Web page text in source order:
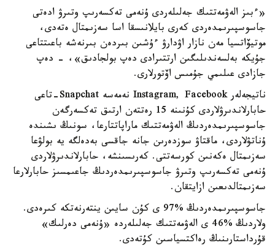
«ءبىز الەۋمەتتىك جەلىلەردى ۇنەمى تەكسەرىپ وتىرۋ ادەتى
جاسوسپىرىمدەردى كەرى بايلانىسقا اسا سەزىمتال ەتەدى،
موتيۆاتسيا مەن نازار اۋدارۋ ءۇشىن بىردەن بىرنەشە باعىتتاعى
جۇيكە بەلسەندىلىگىن ارتتىرادى دەپ بولجادىق»، - دەپ
جازادى عىلىمي جۇمىس اۆتورلارى.
ناتيجەلەر Instagram, Facebook نەمەسە Snapchat-تاعى
حابارلاندىرۋلاردى كۇنىنە 15 رەتتەن ارتىق تەكسەرگەن
جاسوسپىرىمدەردىڭ الەۋمەتتىك ماراپاتتارعا، سونىڭ ىشىندە
ۇناتۋلاردى، ماقتاۋ سوزدەرىن جانە جاقسى بەدەلگە يە بولۋعا
سەزىمتال ەكەنىن كورسەتتى. كەرىسىنشە، حابارلاندىرۋلاردى
ۇنەمى تەكسەرىپ وتىرۋ جاسوسپىرىمدەردىڭ جاعىمسىز حابارلارعا
سەزىمتالدىعىن ازايتقان.
جاسوسپىرىمدەردىڭ %97 ى كۇن سايىن ينتەرنەتكە كىرەدى.
ولاردىڭ %46 ى الەۋمەتتىك جەلىلەردە «ۇنەمى دەرلىك»
قۇرداستارىنىڭ رەاكتسياسىن كۇتەدى.